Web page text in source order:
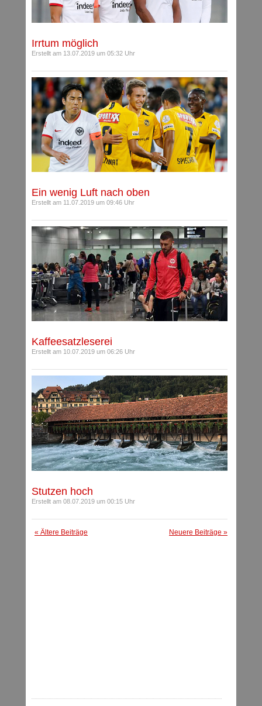
Irrtum möglich
Erstellt am 13.07.2019 um 05:32 Uhr
Ein wenig Luft nach oben
Erstellt am 11.07.2019 um 09:46 Uhr
Kaffeesatzleserei
Erstellt am 10.07.2019 um 06:26 Uhr
Stutzen hoch
Erstellt am 08.07.2019 um 00:15 Uhr
« Ältere Beiträge Neuere Beiträge »